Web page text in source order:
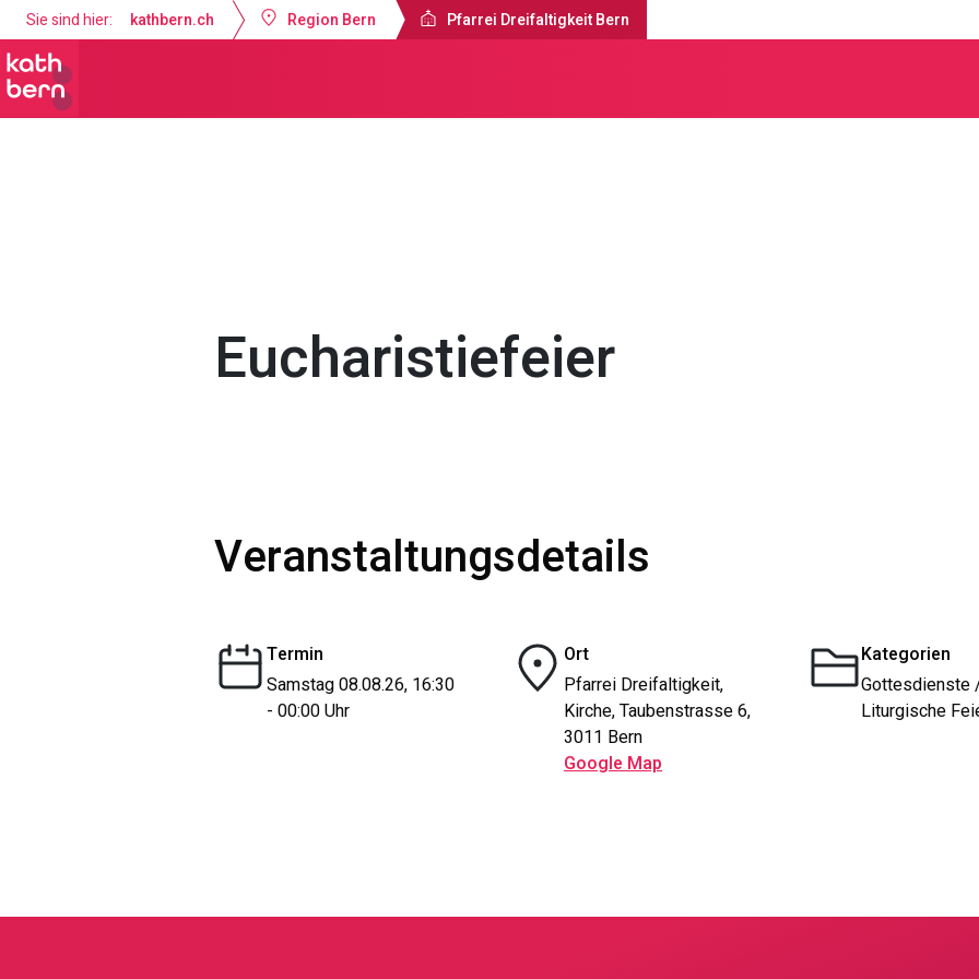
Sie sind hier: kathbern.ch Region Bern Pfarrei Dreifaltigkeit Bern
Eucharistiefeier
Veranstaltungsdetails
Termin
Samstag 08.08.26, 16:30
- 00:00 Uhr
Ort
Pfarrei Dreifaltigkeit,
Kirche, Taubenstrasse 6,
3011 Bern
Google Map
Kategorien
Gottesdienste
Liturgische